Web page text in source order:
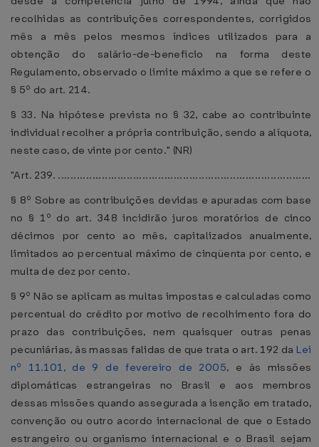
recolhidas as contribuições correspondentes, corrigidos
mês a mês pelos mesmos índices utilizados para a
obtenção do salário-de-benefício na forma deste
Regulamento, observado o limite máximo a que se refere o
§ 5º do art. 214.
§ 33. Na hipótese prevista no § 32, cabe ao contribuinte
individual recolher a própria contribuição, sendo a alíquota,
neste caso, de vinte por cento." (NR)
"Art. 239. .................................................................................
§ 8º Sobre as contribuições devidas e apuradas com base
no § 1º do art. 348 incidirão juros moratórios de cinco
décimos por cento ao mês, capitalizados anualmente,
limitados ao percentual máximo de cinqüenta por cento, e
multa de dez por cento.
§ 9º Não se aplicam as multas impostas e calculadas como
percentual do crédito por motivo de recolhimento fora do
prazo das contribuições, nem quaisquer outras penas
pecuniárias, às massas falidas de que trata o art. 192 da Lei
nº 11.101, de 9 de fevereiro de 2005, e às missões
diplomáticas estrangeiras no Brasil e aos membros
dessas missões quando assegurada a isenção em tratado,
convenção ou outro acordo internacional de que o Estado
estrangeiro ou organismo internacional e o Brasil sejam